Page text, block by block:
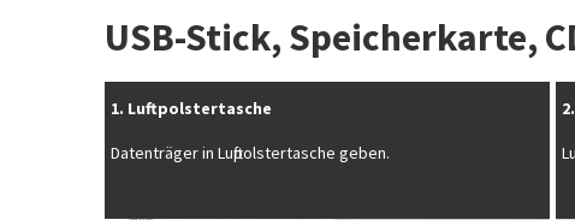
USB-Stick, Speicherkarte,
1. Luftpolstertasche
Datenträger in Luftpolstertasche geben.